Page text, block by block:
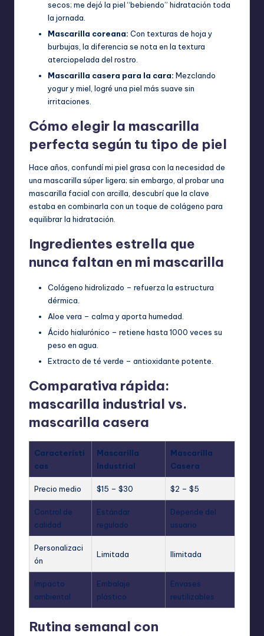
secos; me dejó la piel “bebiendo” hidratación toda
la jornada.
Mascarilla coreana: Con texturas de hoja y
burbujas, la diferencia se nota en la textura
aterciopelada del rostro.
Mascarilla casera para la cara: Mezclando
yogur y miel, logré una piel más suave sin
irritaciones.
Cómo elegir la mascarilla
perfecta según tu tipo de piel
Hace años, confundí mi piel grasa con la necesidad de
una mascarilla súper ligera; sin embargo, al probar una
mascarilla facial con arcilla, descubrí que la clave
estaba en combinarla con un toque de colágeno para
equilibrar la hidratación.
Ingredientes estrella que
nunca faltan en mi mascarilla
Colágeno hidrolizado – refuerza la estructura
dérmica.
Aloe vera – calma y aporta humedad.
Ácido hialurónico – retiene hasta 1000 veces su
peso en agua.
Extracto de té verde – antioxidante potente.
Comparativa rápida:
mascarilla industrial vs.
mascarilla casera
Característi
cas
Mascarilla
Industrial
Mascarilla
Casera
Precio medio $15 – $30 $2 – $5
Control de
calidad
Estándar
regulado
Depende del
usuario
Personalizaci
ón
Limitada Ilimitada
Impacto
ambiental
Embalaje
plástico
Envases
reutilizables
Rutina semanal con